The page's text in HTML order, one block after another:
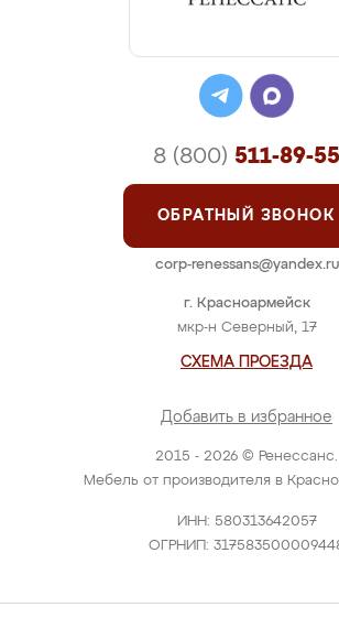
2015 - 2026 © Ренессанс.
Мебель от производителя в
ИНН: 580313642057
ОГРНИП:
г. Красноармейск
мкр-н Северный, 17
СХЕМА ПРОЕЗДА
Добавить в избранное
8 (800) 511-89-55
ОБРАТНЫЙ ЗВОНОК
corp-renessans@yandex.ru